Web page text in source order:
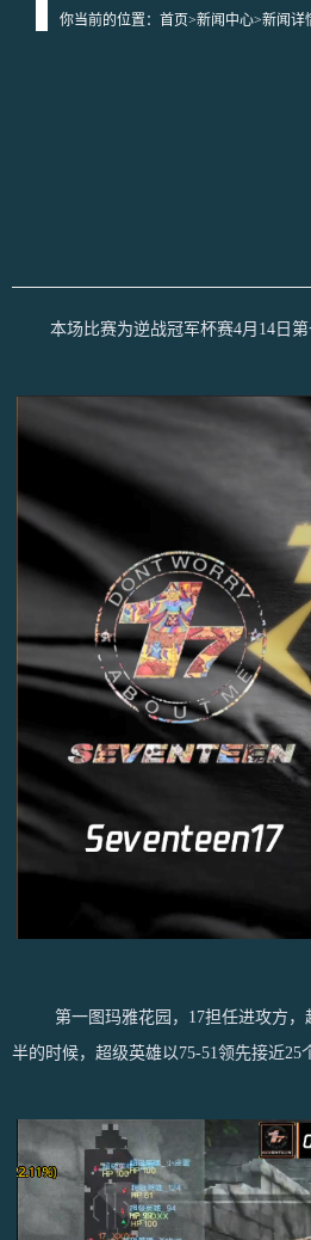
你当前的位置： 首页>新闻中心>新闻详
本场比赛为逆战冠军杯赛4月14日第一
第一图玛雅花园，17担任进攻方，超
半的时候，超级英雄以75-51领先接近25